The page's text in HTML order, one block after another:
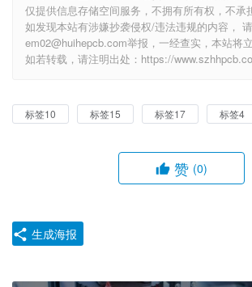
仅提供信息存储空间服务，不拥有所有权，不承
如发现本站有涉嫌抄袭侵权/违法违规的内容，
em02@huihepcb.com举报，一经查实，本站将立
如若转载，请注明出处：https://
标签10 标签15 标签17 标签4
赞 (0)
生成海报